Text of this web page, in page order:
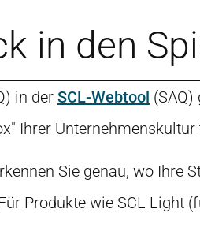
in den
in der SCL-Webtool
Ihrer
Sie genau, wo Ihre
Produkte wie SCL Light